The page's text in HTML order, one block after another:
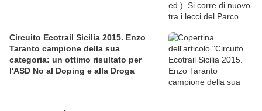
Circuito Ecotrail Sicilia 2015. Enzo
Taranto campione della sua
categoria: un ottimo risultato per
l'ASD No al Doping e alla Droga